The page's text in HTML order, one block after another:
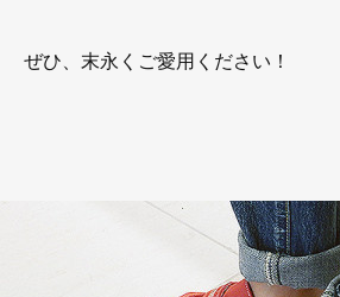
ぜひ、末永くご愛用ください！